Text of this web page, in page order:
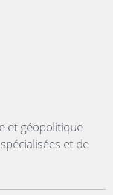
et géopolitique
et de